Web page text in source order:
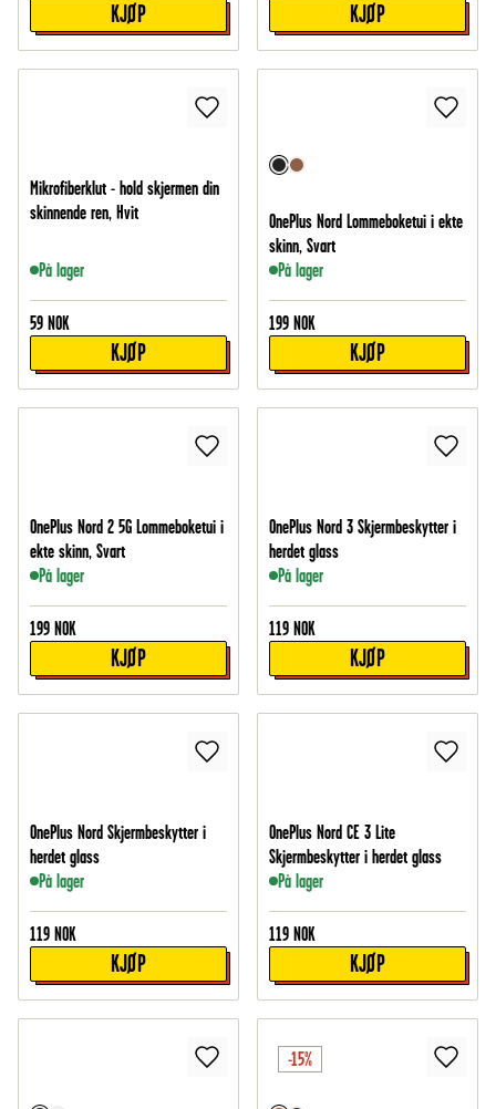
KJØP KJØP
Mikrofiberklut - hold skjermen din
skinnende ren, Hvit
På lager
59 NOK
KJØP
OnePlus Nord Lommeboketui i ekte
skinn, Svart
På lager
199 NOK
KJØP
OnePlus Nord 2 5G Lommeboketui i
ekte skinn, Svart
På lager
199 NOK
KJØP
OnePlus Nord 3 Skjermbeskytter i
herdet glass
På lager
119 NOK
KJØP
OnePlus Nord Skjermbeskytter i
herdet glass
På lager
119 NOK
KJØP
OnePlus Nord CE 3 Lite
Skjermbeskytter i herdet glass
På lager
119 NOK
KJØP
-15%